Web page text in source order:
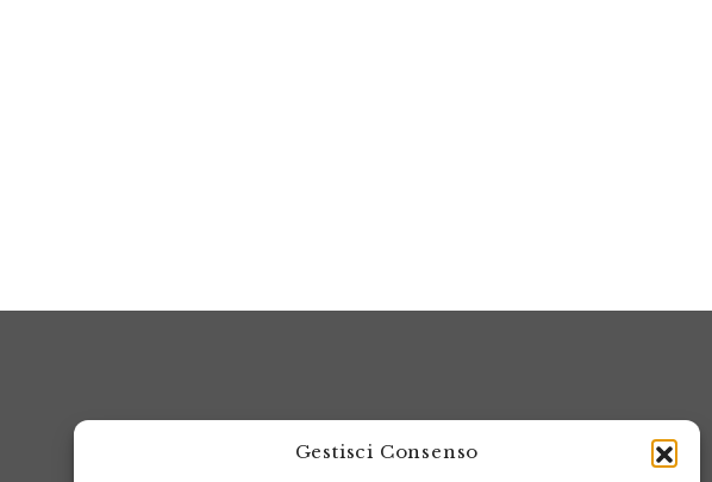
Gestisci Consenso